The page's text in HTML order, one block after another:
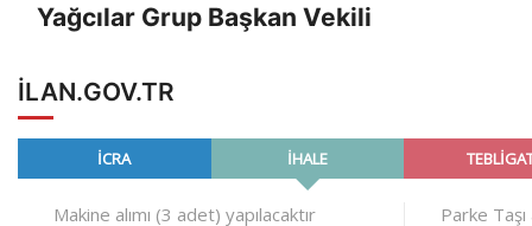
Yağcılar Grup Başkan Vekili
ILAN.GOV.TR